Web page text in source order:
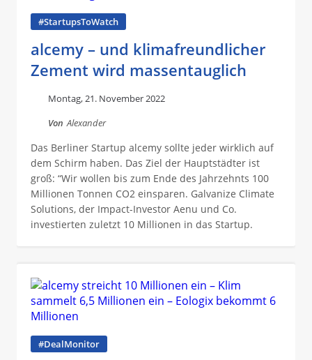
#StartupsToWatch
alcemy – und klimafreundlicher
Zement wird massentauglich
Montag, 21. November 2022
Von Alexander
Das Berliner Startup alcemy sollte jeder wirklich auf
dem Schirm haben. Das Ziel der Hauptstädter ist
groß: “Wir wollen bis zum Ende des Jahrzehnts 100
Millionen Tonnen CO2 einsparen. Galvanize Climate
Solutions, der Impact-Investor Aenu und Co.
investierten zuletzt 10 Millionen in das Startup.
#DealMonitor